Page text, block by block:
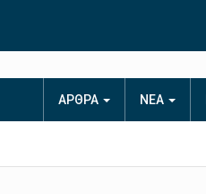
ΑΡΘΡΑ ΝΕΑ